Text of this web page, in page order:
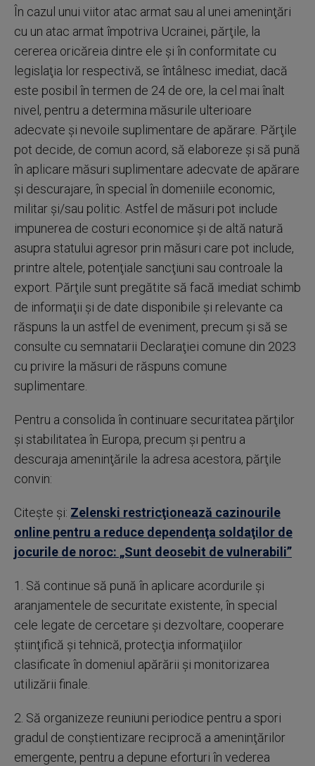
În cazul unui viitor atac armat sau al unei ameninţări
cu un atac armat împotriva Ucrainei, părţile, la
cererea oricăreia dintre ele şi în conformitate cu
legislaţia lor respectivă, se întâlnesc imediat, dacă
este posibil în termen de 24 de ore, la cel mai înalt
nivel, pentru a determina măsurile ulterioare
adecvate şi nevoile suplimentare de apărare. Părţile
pot decide, de comun acord, să elaboreze şi să pună
în aplicare măsuri suplimentare adecvate de apărare
şi descurajare, în special în domeniile economic,
militar şi/sau politic. Astfel de măsuri pot include
impunerea de costuri economice şi de altă natură
asupra statului agresor prin măsuri care pot include,
printre altele, potenţiale sancţiuni sau controale la
export. Părţile sunt pregătite să facă imediat schimb
de informaţii şi de date disponibile şi relevante ca
răspuns la un astfel de eveniment, precum şi să se
consulte cu semnatarii Declaraţiei comune din 2023
cu privire la măsuri de răspuns comune
suplimentare.
Pentru a consolida în continuare securitatea părţilor
şi stabilitatea în Europa, precum şi pentru a
descuraja ameninţările la adresa acestora, părţile
convin:
Citește și: Zelenski restricţionează cazinourile
online pentru a reduce dependenţa soldaţilor de
jocurile de noroc: „Sunt deosebit de vulnerabili”
1. Să continue să pună în aplicare acordurile şi
aranjamentele de securitate existente, în special
cele legate de cercetare şi dezvoltare, cooperare
ştiinţifică şi tehnică, protecţia informaţiilor
clasificate în domeniul apărării şi monitorizarea
utilizării finale.
2. Să organizeze reuniuni periodice pentru a spori
gradul de conştientizare reciprocă a ameninţărilor
emergente, pentru a depune eforturi în vederea